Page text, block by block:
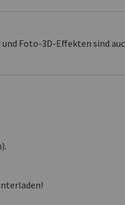
Foto-3D-Effekten sind